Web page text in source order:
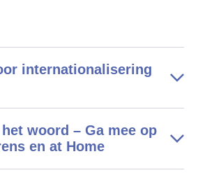
internationalisering
woord – Ga mee op
en at Home